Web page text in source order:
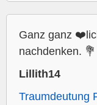
Ganz ganz
nachdenken. 💐
Lillith14
Traumdeutung